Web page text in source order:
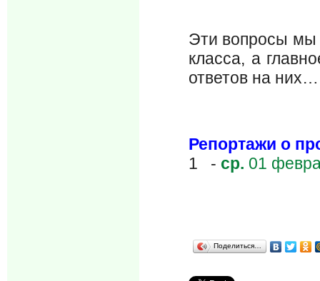
Эти вопросы мы
класса, а
ответов на
Репортажи о
1 - ср. 01
Поделиться…